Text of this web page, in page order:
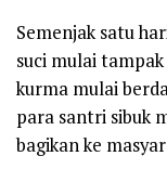
Semenjak satu
suci mulai
kurma mulai
para santri sibuk
bagikan ke